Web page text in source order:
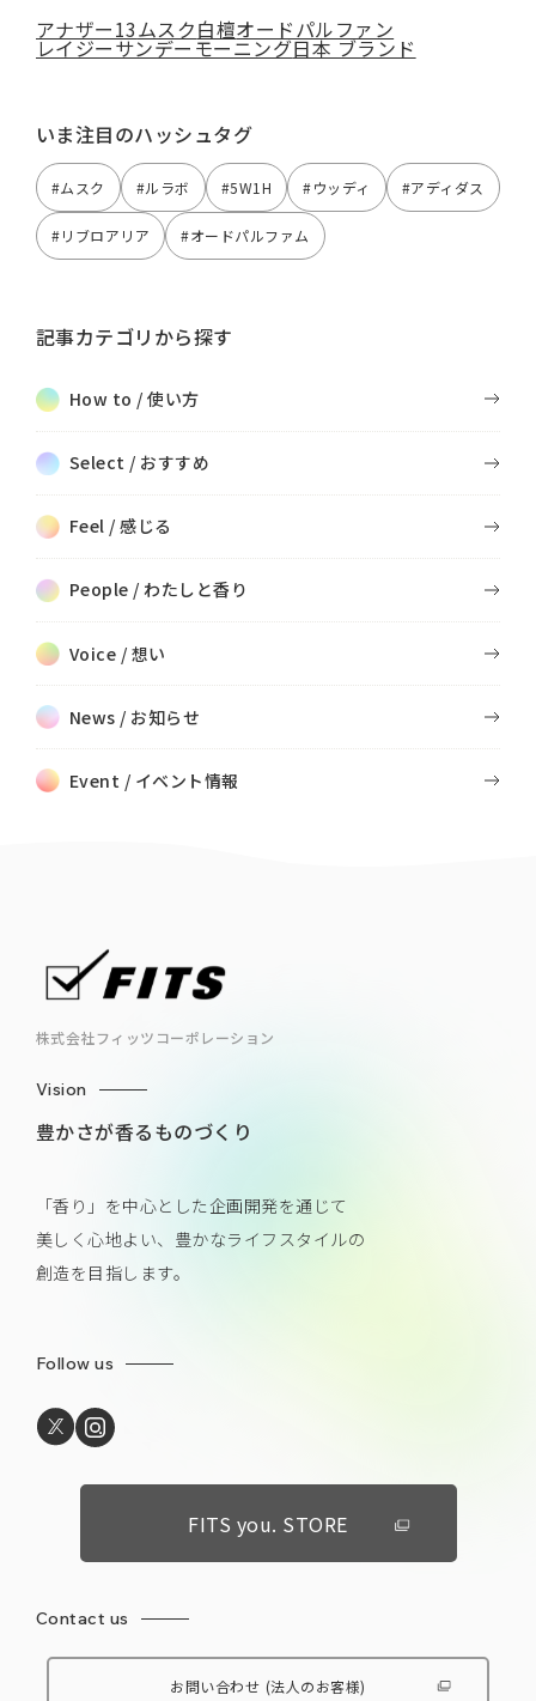
アナザー13ムスク白檀オードパルファン
レイジーサンデーモーニング日本 ブランド
いま注目のハッシュタグ
#ムスク #ルラボ #5W1H #ウッディ #アディダス
#リブロアリア #オードパルファム
記事カテゴリから探す
How to / 使い方
Select / おすすめ
Feel / 感じる
People / わたしと香り
Voice / 想い
News / お知らせ
Event / イベント情報
株式会社フィッツコーポレーション
Vision
豊かさが香るものづくり
「香り」を中心とした企画開発を通じて
美しく心地よい、豊かなライフスタイルの
創造を目指します。
Follow us
FITS you. STORE
Contact us
お問い合わせ (法人のお客様)